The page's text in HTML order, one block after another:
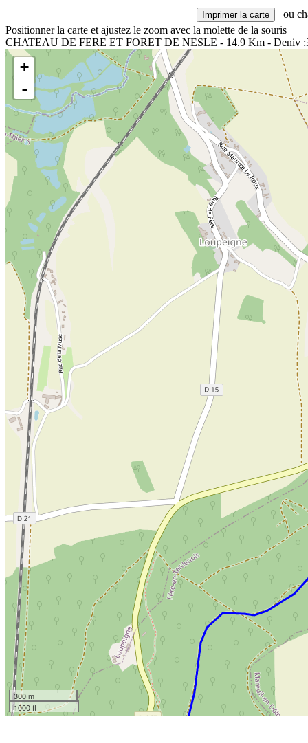
ou
Positionner la carte et ajustez le zoom avec la molette de la souris
CHATEAU DE FERE ET FORET DE NESLE - 14.9 Km - Deniv
+
-
300 m
1000 ft